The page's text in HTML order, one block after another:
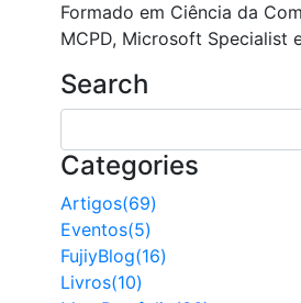
Formado em Ciência da
MCPD, Microsoft Specialist
Search
Categories
Artigos(69)
Eventos(5)
FujiyBlog(16)
Livros(10)